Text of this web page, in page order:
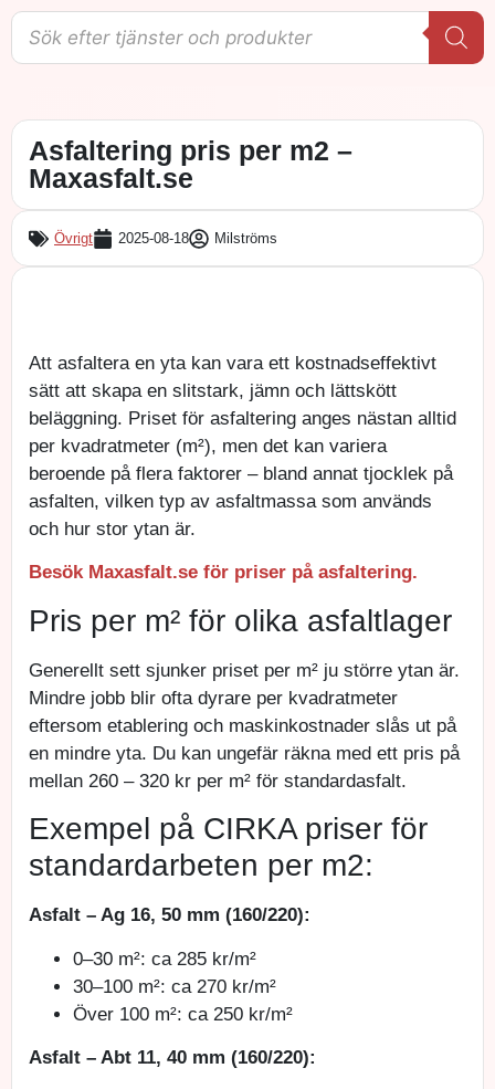
Asfaltering pris per m2​ –
Maxasfalt.se
Övrigt 2025-08-18 Milströms
Att asfaltera en yta kan vara ett kostnadseffektivt
sätt att skapa en slitstark, jämn och lättskött
beläggning. Priset för asfaltering anges nästan alltid
per kvadratmeter (m²), men det kan variera
beroende på flera faktorer – bland annat tjocklek på
asfalten, vilken typ av asfaltmassa som används
och hur stor ytan är.
Besök Maxasfalt.se för priser på asfaltering.
Pris per m² för olika asfaltlager
Generellt sett sjunker priset per m² ju större ytan är.
Mindre jobb blir ofta dyrare per kvadratmeter
eftersom etablering och maskinkostnader slås ut på
en mindre yta. Du kan ungefär räkna med ett pris på
mellan 260 – 320 kr per m² för standardasfalt.
Exempel på CIRKA priser för
standardarbeten per m2:
Asfalt – Ag 16, 50 mm (160/220):
0–30 m²: ca 285 kr/m²
30–100 m²: ca 270 kr/m²
Över 100 m²: ca 250 kr/m²
Asfalt – Abt 11, 40 mm (160/220):